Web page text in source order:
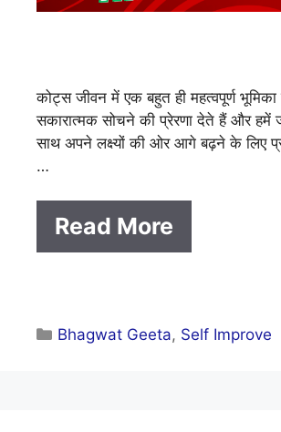
कोट्स जीवन में एक बहुत ही महत्वपूर्ण
सकारात्मक सोचने की प्रेरणा देते हैं और हमें
साथ अपने लक्ष्यों की ओर आगे बढ़ने के लिए
…
Read More
Categories
Bhagwat Geeta, Self Improve